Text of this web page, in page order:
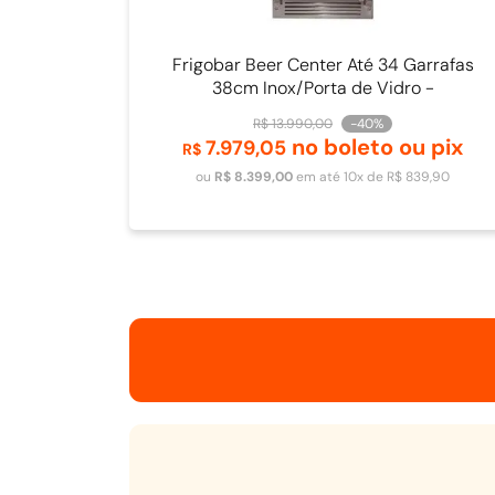
Frigobar Beer Center Até 34 Garrafas
38cm Inox/Porta de Vidro -
4093840009
R$13.990,00 -40%
R$ 7.979,05 no boleto ou pix
ou R$ 8.399,00em até10x de R$ 839,90
Adicionar ao carrinho